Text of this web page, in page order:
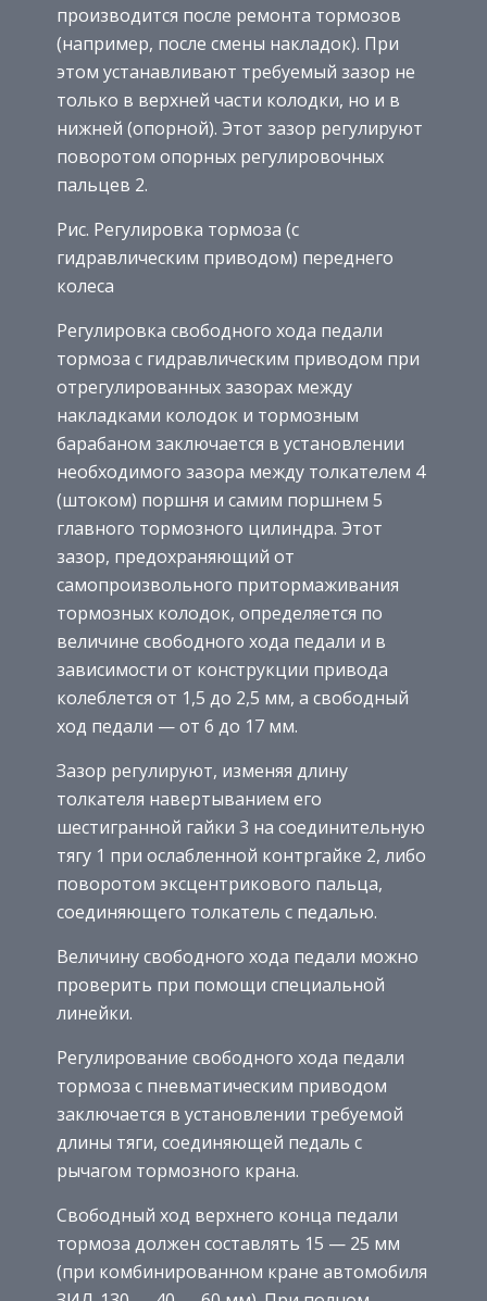
производится после ремонта тормозов
(например, после смены накладок). При
этом устанавливают требуемый зазор не
только в верхней части колодки, но и в
нижней (опорной). Этот зазор регулируют
поворотом опорных регулировочных
пальцев 2.
Рис. Регулировка тормоза (с
гидравлическим приводом) переднего
колеса
Регулировка свободного хода педали
тормоза с гидравлическим приводом при
отрегулированных зазорах между
накладками колодок и тормозным
барабаном заключается в установлении
необходимого зазора между толкателем 4
(штоком) поршня и самим поршнем 5
главного тормозного цилиндра. Этот
зазор, предохраняющий от
самопроизвольного притормаживания
тормозных колодок, определяется по
величине свободного хода педали и в
зависимости от конструкции привода
колеблется от 1,5 до 2,5 мм, а свободный
ход педали — от 6 до 17 мм.
Зазор регулируют, изменяя длину
толкателя навертыванием его
шестигранной гайки 3 на соединительную
тягу 1 при ослабленной контргайке 2, либо
поворотом эксцентрикового пальца,
соединяющего толкатель с педалью.
Величину свободного хода педали можно
проверить при помощи специальной
линейки.
Регулирование свободного хода педали
тормоза с пневматическим приводом
заключается в установлении требуемой
длины тяги, соединяющей педаль с
рычагом тормозного крана.
Свободный ход верхнего конца педали
тормоза должен составлять 15 — 25 мм
(при комбинированном кране автомобиля